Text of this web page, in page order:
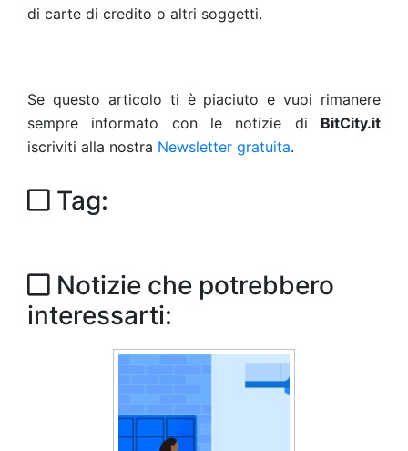
di carte di credito o altri soggetti.
Se questo articolo ti è piaciuto e vuoi rimanere
sempre informato con le notizie di BitCity.it
iscriviti alla nostra Newsletter gratuita.
Tag:
Notizie che potrebbero
interessarti: